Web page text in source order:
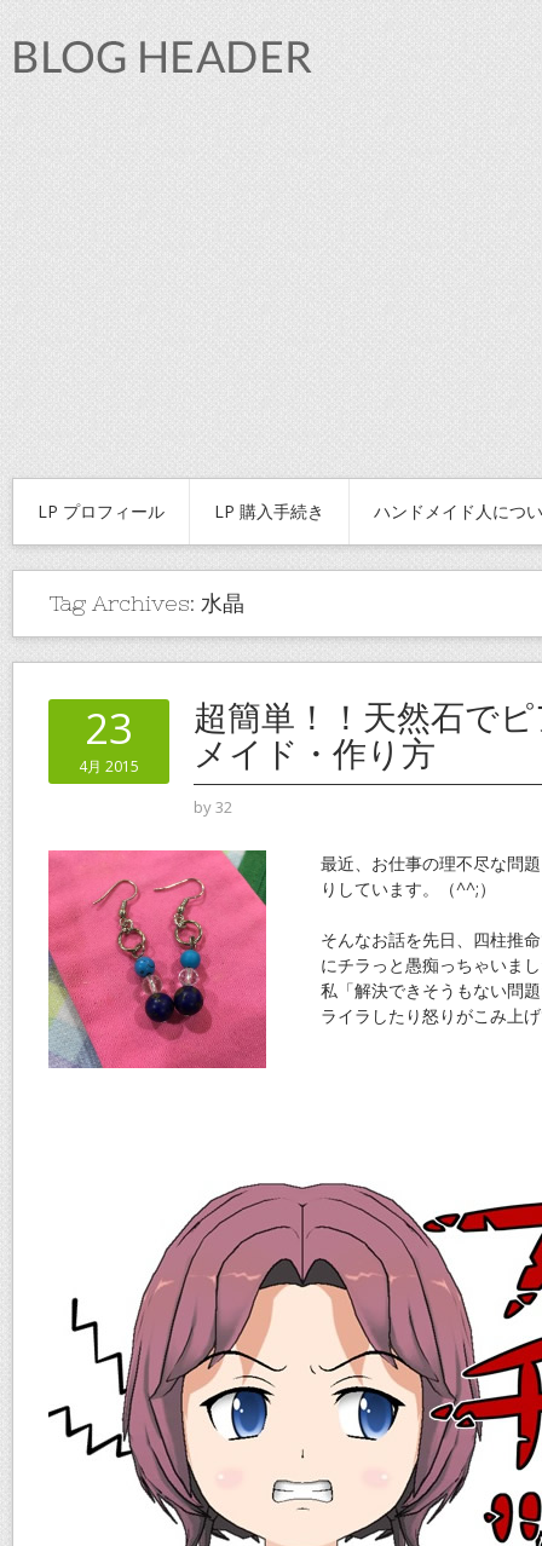
LP プロフィール LP 購入手続き ハンドメイド人につ
Tag Archives: 水晶
23
4月 2015
超簡単！！天然石で
メイド・作り方
by32
最近、お仕事の理不尽な問
りしています。（^^;）
そんなお話を先日、四柱推
にチラっと愚痴っちゃいま
私「解決できそうもない問
ライラしたり怒りがこみ上